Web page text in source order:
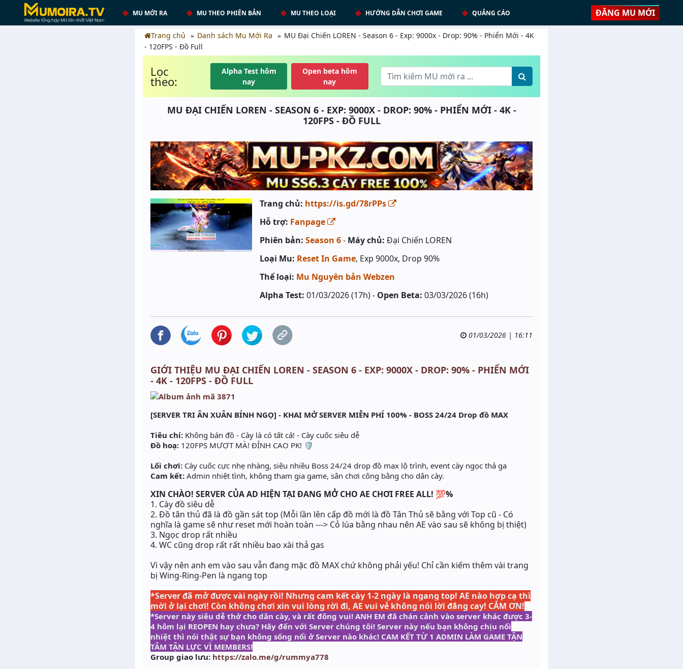
MU MỚI RA MU THEO PHIÊN BẢN MU THEO LOẠI HƯỚNG DẪN CHƠI GAME QUẢNG CÁO ĐĂNG MU MỚI
Trang chủ Danh sách Mu Mới Ra
MU Đại Chiến LOREN - Season 6 - Exp: 9000x - Drop: 90% - Phiển Mới - 4K
- 120FPS - Đồ Full
Lọc
theo:
Alpha Test hôm
nay
Open beta hôm
nay
MU ĐẠI CHIẾN LOREN - SEASON 6 - EXP: 9000X - DROP: 90% - PHIỂN MỚI - 4K -
120FPS - ĐỒ FULL
Trang chủ: https://is.gd/78rPPs
Hỗ trợ: Fanpage
Phiên bản: Season 6- Máy chủ: Đại Chiến LOREN
Loại Mu: Reset In Game, Exp 9000x, Drop 90%
Thể loại: Mu Nguyên bản Webzen
Alpha Test: 01/03/2026 (17h) - Open Beta: 03/03/2026 (16h)
01/03/2026 | 16:11
GIỚI THIỆU MU ĐẠI CHIẾN LOREN - SEASON 6 - EXP: 9000X - DROP: 90% - PHIỂN MỚI
- 4K - 120FPS - ĐỒ FULL
[SERVER TRI ÂN XUÂN BÍNH NGỌ] - KHAI MỞ SERVER MIỄN PHÍ 100% - BOSS 24/24 Drop đồ MAX
Tiêu chí: Không bán đồ - Cày là có tất cả! - Cày cuốc siêu dễ
Đồ hoạ: 120FPS MƯỢT MÀ! ĐỈNH CAO PK! 🛡️
Lối chơi: Cày cuốc cực nhẹ nhàng, siêu nhiều Boss 24/24 drop đồ max lộ trình, event cày ngọc thả ga
Cam kết: Admin nhiệt tình, không tham gia game, sân chơi công bằng cho dân cày.
XIN CHÀO! SERVER CỦA AD HIỆN TẠI ĐANG MỞ CHO AE CHƠI FREE ALL! 💯%
1. Cày đồ siêu dễ
2. Đồ tân thủ đã là đồ gần sát top (Mỗi lần lên cấp đồ mới là đồ Tân Thủ sẽ bằng với Top cũ - Có
nghĩa là game sẽ như reset mới hoàn toàn ---> Cỏ lúa bằng nhau nên AE vào sau sẽ không bị thiệt)
3. Ngọc drop rất nhiều
4. WC cũng drop rất rất nhiều bao xài thả gas
Vì vậy nên anh em vào sau vẫn đang mặc đồ MAX chứ không phải yếu! Chỉ cần kiếm thêm vài trang
bị Wing-Ring-Pen là ngang top
*Server đã mở được vài ngày rồi! Nhưng cam kết cày 1-2 ngày là ngang top! AE nào hợp cạ thì
mời ở lại chơi! Còn không chơi xin vui lòng rời đi, AE vui vẻ không nói lời đắng cay! CẢM ƠN!
*Server này siêu dễ thở cho dân cày, và rất đông vui! ANH EM đã chán cảnh vào server khác được 3-
4 hôm lại REOPEN hay chưa? Hãy đến với Server chúng tôi! Server này nếu bạn không chịu nổi
nhiệt thì nói thật sự bạn không sống nổi ở Server nào khác! CAM KẾT TỪ 1 ADMIN LÀM GAME TẬN
TÂM TẬN LỰC VÌ MEMBERS!
Group giao lưu: https://zalo.me/g/rummya778